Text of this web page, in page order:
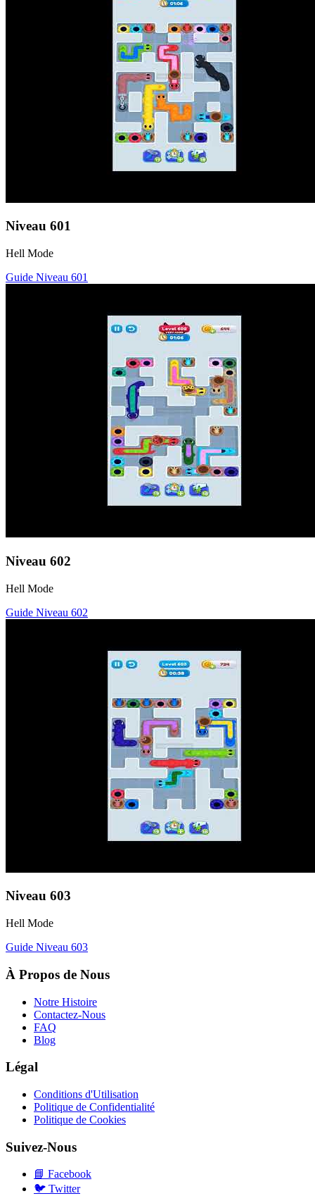
Niveau 601
Hell Mode
Guide Niveau 601
Niveau 602
Hell Mode
Guide Niveau 602
Niveau 603
Hell Mode
Guide Niveau 603
À Propos de Nous
Notre Histoire
Contactez-Nous
FAQ
Blog
Légal
Conditions d'Utilisation
Politique de Confidentialité
Politique de Cookies
Suivez-Nous
📘 Facebook
🐦 Twitter